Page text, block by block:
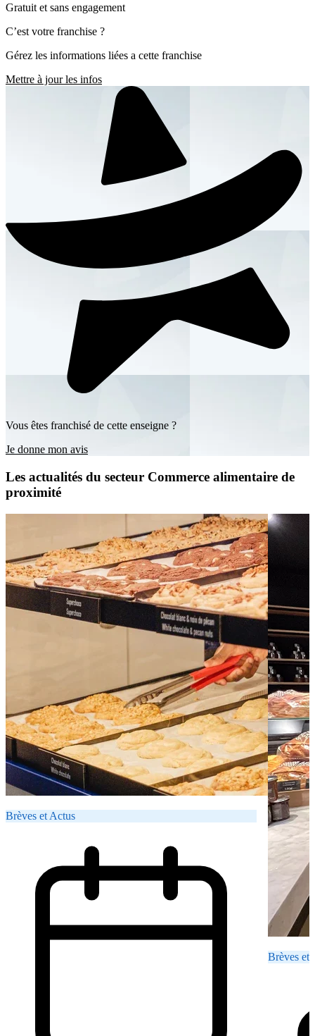
Gratuit et sans engagement
C’est votre franchise ?
Gérez les informations liées a cette franchise
Mettre à jour les infos
Vous êtes franchisé de cette enseigne ?
Je donne mon avis
Les actualités du secteur Commerce alimentaire de
proximité
Brèves et Actus
Brèves et